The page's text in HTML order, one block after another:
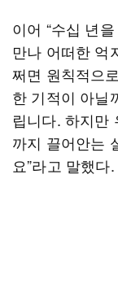
이어 “수십 년
만나 어떠한 억
쩌면 원칙적으
한 기적이 아닐
립니다. 하지만
까지 끌어안는
요”라고 말했다.